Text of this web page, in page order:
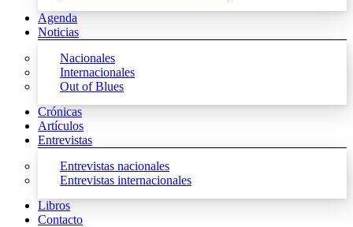
Agenda
Noticias
Nacionales
Internacionales
Out of Blues
Crónicas
Artículos
Entrevistas
Entrevistas nacionales
Entrevistas internacionales
Libros
Contacto